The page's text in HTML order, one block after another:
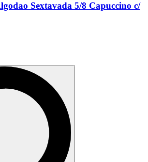
Sextavada 5/8 Capuccino c/